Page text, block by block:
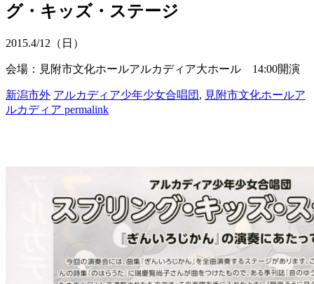
グ・キッズ・ステージ
2015.4/12 （日）
会場：見附市文化ホールアルカディア大ホール 14:00開演
新潟市外 アルカディア少年少女合唱団 , 見附市文化ホールア
ルカディア permalink